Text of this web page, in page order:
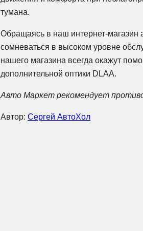
тумана.
Обращаясь в наш интернет-магазин
сомневаться в высоком уровне
нашего магазина всегда окажут
дополнительной оптики DLAA.
Авто Маркет рекомендует
Автор: Сергей АвтоХол